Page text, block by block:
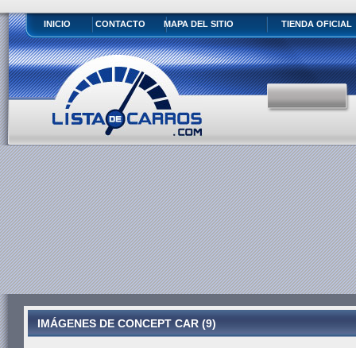
INICIO CONTACTO MAPA DEL SITIO TIENDA OFICIAL
IMÁGENES DE CONCEPT CAR (9)